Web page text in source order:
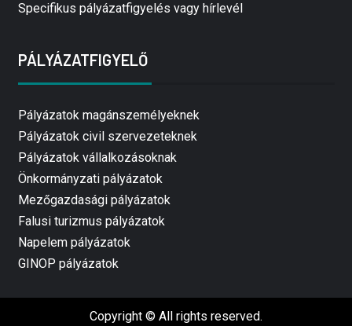
Specifikus pályázatfigyelés vagy hírlevél
PÁLYÁZATFIGYELŐ
Pályázatok magánszemélyeknek
Pályázatok civil szervezeteknek
Pályázatok vállalkozásoknak
Önkormányzati pályázatok
Mezőgazdasági pályázatok
Falusi turizmus pályázatok
Napelem pályázatok
GINOP pályázatok
Copyright © All rights reserved.